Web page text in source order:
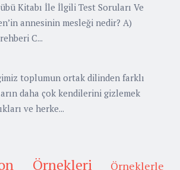
Kitabı İle İlgili Test Soruları Ve
annesinin mesleği nedir? A)
C...
toplumun ortak dilinden farklı
daha çok kendilerini gizlemek
ve herke...
Örnekleri
Örneklerle